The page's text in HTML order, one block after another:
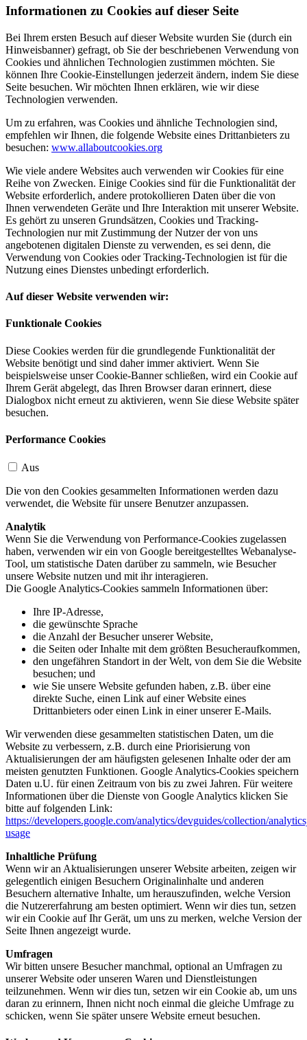
Informationen zu Cookies auf dieser Seite
Bei Ihrem ersten Besuch auf dieser Website wurden Sie (durch ein
Hinweisbanner) gefragt, ob Sie der beschriebenen Verwendung von
Cookies und ähnlichen Technologien zustimmen möchten. Sie
können Ihre Cookie-Einstellungen jederzeit ändern, indem Sie diese
Seite besuchen. Wir möchten Ihnen erklären, wie wir diese
Technologien verwenden.
Um zu erfahren, was Cookies und ähnliche Technologien sind,
empfehlen wir Ihnen, die folgende Website eines Drittanbieters zu
besuchen: www.allaboutcookies.org
Wie viele andere Websites auch verwenden wir Cookies für eine
Reihe von Zwecken. Einige Cookies sind für die Funktionalität der
Website erforderlich, andere protokollieren Daten über die von
Ihnen verwendeten Geräte und Ihre Interaktion mit unserer Website.
Es gehört zu unseren Grundsätzen, Cookies und Tracking-
Technologien nur mit Zustimmung der Nutzer der von uns
angebotenen digitalen Dienste zu verwenden, es sei denn, die
Verwendung von Cookies oder Tracking-Technologien ist für die
Nutzung eines Dienstes unbedingt erforderlich.
Auf dieser Website verwenden wir:
Funktionale Cookies
Diese Cookies werden für die grundlegende Funktionalität der
Website benötigt und sind daher immer aktiviert. Wenn Sie
beispielsweise unser Cookie-Banner schließen, wird ein Cookie auf
Ihrem Gerät abgelegt, das Ihren Browser daran erinnert, diese
Dialogbox nicht erneut zu aktivieren, wenn Sie diese Website später
besuchen.
Performance Cookies
Aus
Die von den Cookies gesammelten Informationen werden dazu
verwendet, die Website für unsere Benutzer anzupassen.
Analytik
Wenn Sie die Verwendung von Performance-Cookies zugelassen
haben, verwenden wir ein von Google bereitgestelltes Webanalyse-
Tool, um statistische Daten darüber zu sammeln, wie Besucher
unsere Website nutzen und mit ihr interagieren.
Die Google Analytics-Cookies sammeln Informationen über:
Ihre IP-Adresse,
die gewünschte Sprache
die Anzahl der Besucher unserer Website,
die Seiten oder Inhalte mit dem größten Besucheraufkommen,
den ungefähren Standort in der Welt, von dem Sie die Website
besuchen; und
wie Sie unsere Website gefunden haben, z.B. über eine
direkte Suche, einen Link auf einer Website eines
Drittanbieters oder einen Link in einer unserer E-Mails.
Wir verwenden diese gesammelten statistischen Daten, um die
Website zu verbessern, z.B. durch eine Priorisierung von
Aktualisierungen der am häufigsten gelesenen Inhalte oder der am
meisten genutzten Funktionen. Google Analytics-Cookies speichern
Daten u.U. für einen Zeitraum von bis zu zwei Jahren. Für weitere
Informationen über die Dienste von Google Analytics klicken Sie
bitte auf folgenden Link:
https://developers.google.com/analytics/devguides/collection/
usage
Inhaltliche Prüfung
Wenn wir an Aktualisierungen unserer Website arbeiten, zeigen wir
gelegentlich einigen Besuchern Originalinhalte und anderen
Besuchern alternative Inhalte, um herauszufinden, welche Version
die Nutzererfahrung am besten optimiert. Wenn wir dies tun, setzen
wir ein Cookie auf Ihr Gerät, um uns zu merken, welche Version der
Seite Ihnen angezeigt wurde.
Umfragen
Wir bitten unsere Besucher manchmal, optional an Umfragen zu
unserer Website oder unseren Waren und Dienstleistungen
teilzunehmen. Wenn wir dies tun, setzen wir ein Cookie ab, um uns
daran zu erinnern, Ihnen nicht noch einmal die gleiche Umfrage zu
schicken, wenn Sie später unsere Website erneut besuchen.